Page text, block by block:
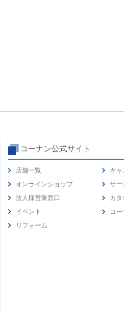
コーナン公式サイト
店舗一覧
オンラインショップ
法人様営業窓口
イベント
リフォーム
キャ
サー
カ
コ